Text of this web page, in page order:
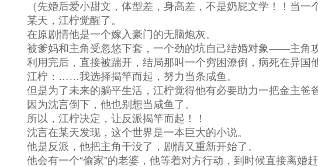
（先婚后爱小甜文，体型差，身高差，不是奶屁文学！！当一个
某天，江柠觉醒了。
在原剧情他是一个嫁入豪门的无脑炮灰。
被爹妈和主角受忽悠下套，一个劲的坑自己结婚对象——主角攻
利用完后，直接被踹开，结局那叫一个穷困潦倒，病死在异国他
江柠：……我选择揭竿而起，努力当条咸鱼。
但是为了未来的躺平生活，江柠觉得他有必要助力一把金主爸爸
因为沈言倒下，他也别想当咸鱼了。
所以，江柠决定，让反派揭竿而起！！
沈言在某天发现，这个世界是一本巨大的小说。
他是反派，他把主角干没了，剧情又重新开始了。
他会有一个“偷家”的老婆，他等着对方行动，到时候直接离婚赶